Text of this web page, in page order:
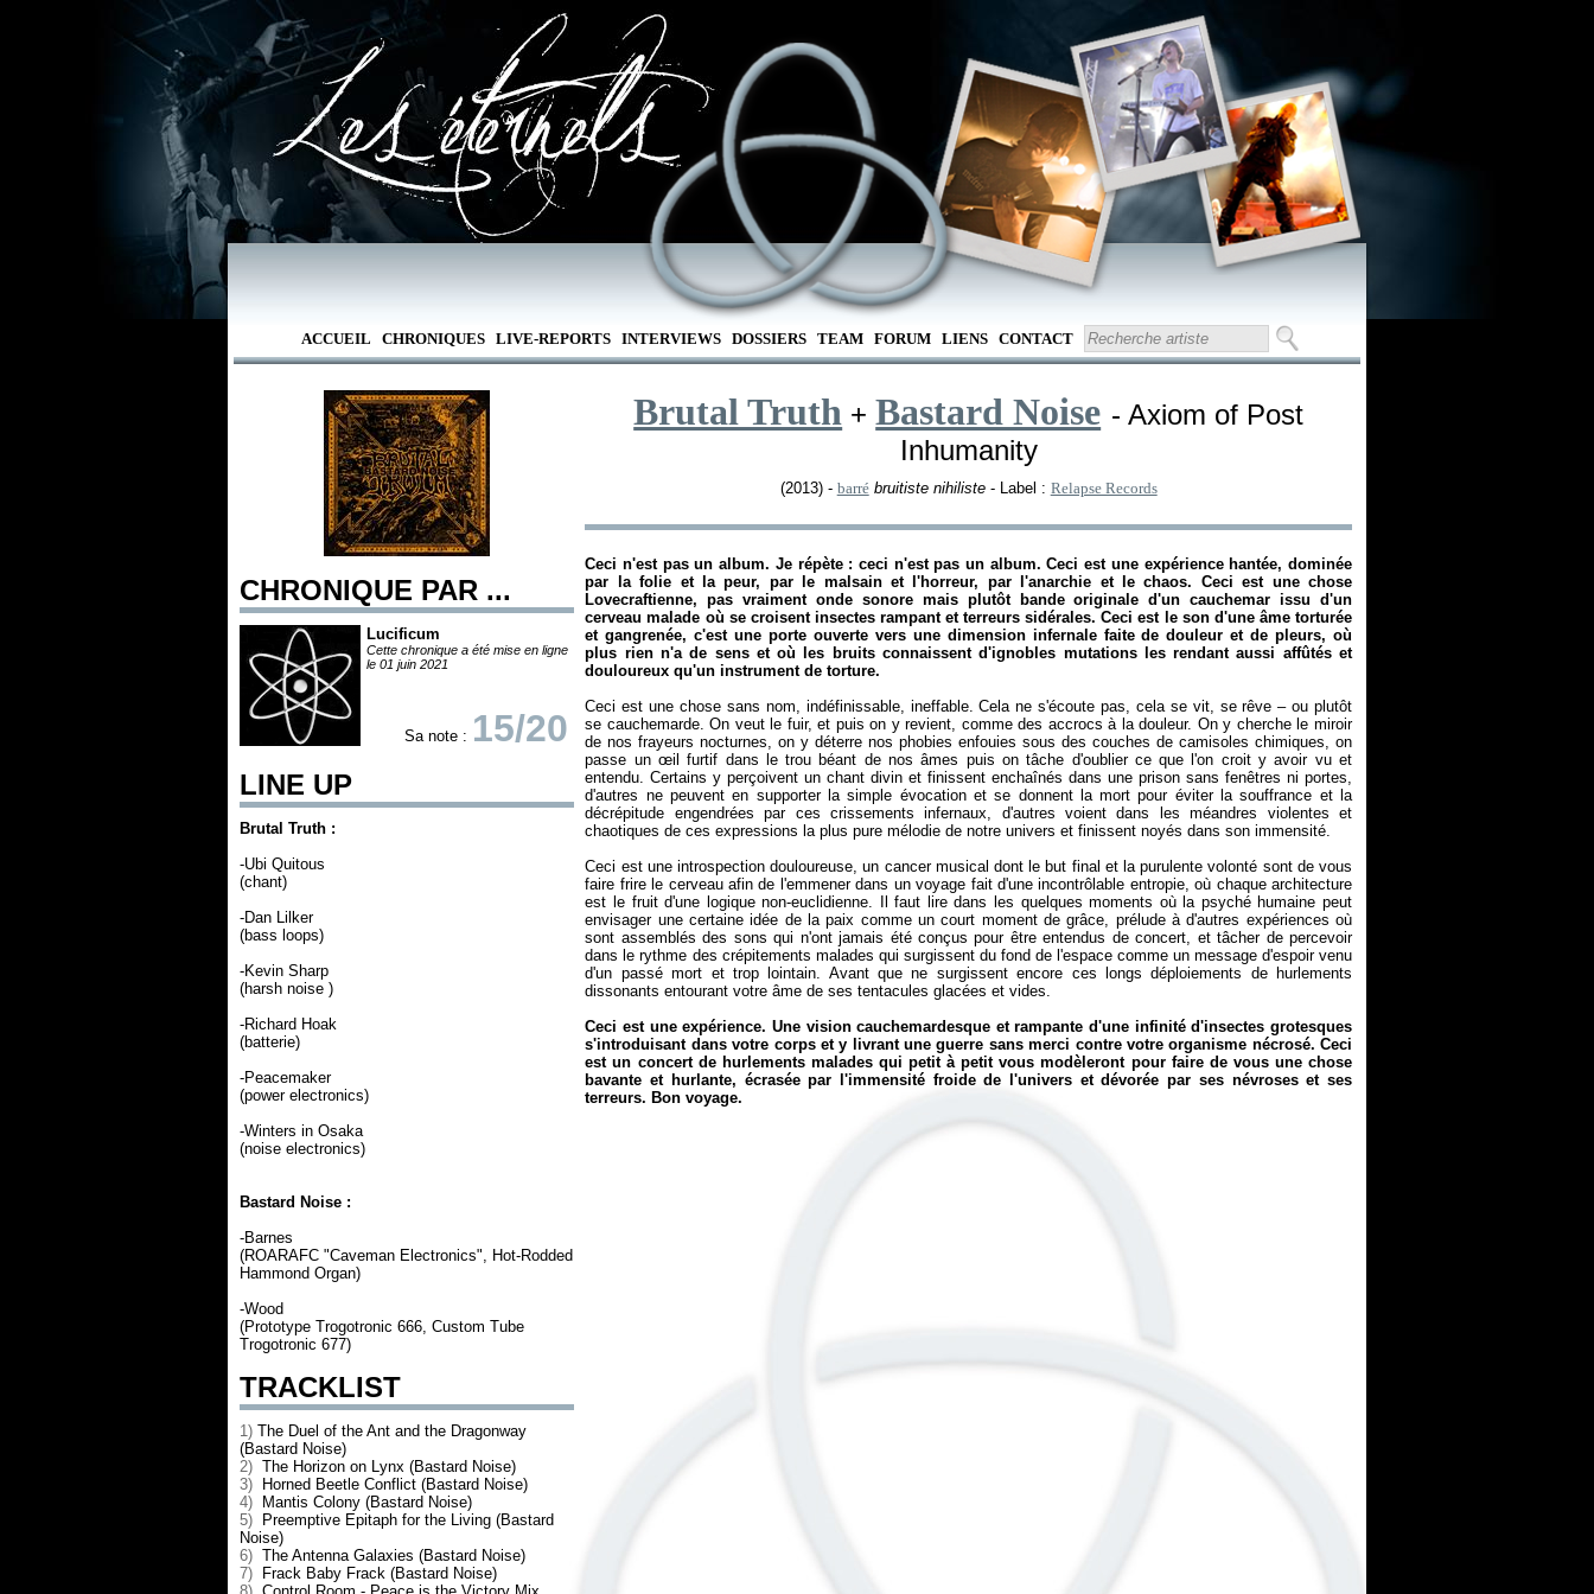
ACCUEIL CHRONIQUES LIVE-REPORTS INTERVIEWS DOSSIERS TEAM FORUM LIENS CONTACT
CHRONIQUE PAR ...
Lucificum
Cette chronique a été mise en ligne
le 01 juin 2021
Sa note : 15/20
LINE UP
Brutal Truth :
-Ubi Quitous
(chant)
-Dan Lilker
(bass loops)
-Kevin Sharp
(harsh noise )
-Richard Hoak
(batterie)
-Peacemaker
(power electronics)
-Winters in Osaka
(noise electronics)
Bastard Noise :
-Barnes
(ROARAFC "Caveman Electronics", Hot-Rodded
Hammond Organ)
-Wood
(Prototype Trogotronic 666, Custom Tube
Trogotronic 677)
TRACKLIST
1) The Duel of the Ant and the Dragonway
(Bastard Noise)
2) The Horizon on Lynx (Bastard Noise)
3) Horned Beetle Conflict (Bastard Noise)
4) Mantis Colony (Bastard Noise)
5) Preemptive Epitaph for the Living (Bastard
Noise)
6) The Antenna Galaxies (Bastard Noise)
7) Frack Baby Frack (Bastard Noise)
Brutal Truth + Bastard Noise - Axiom of Post
Inhumanity
(2013) - barré bruitiste nihiliste- Label : Relapse Records
Ceci n'est pas un album. Je répète : ceci n'est pas un album. Ceci est une expérience hantée, dominée
par la folie et la peur, par le malsain et l'horreur, par l'anarchie et le chaos. Ceci est une chose
Lovecraftienne, pas vraiment onde sonore mais plutôt bande originale d'un cauchemar issu d'un
cerveau malade où se croisent insectes rampant et terreurs sidérales. Ceci est le son d'une âme torturée
et gangrenée, c'est une porte ouverte vers une dimension infernale faite de douleur et de pleurs, où
plus rien n'a de sens et où les bruits connaissent d'ignobles mutations les rendant aussi affûtés et
douloureux qu'un instrument de torture.
Ceci est une chose sans nom, indéfinissable, ineffable. Cela ne s'écoute pas, cela se vit, se rêve – ou plutôt
se cauchemarde. On veut le fuir, et puis on y revient, comme des accrocs à la douleur. On y cherche le miroir
de nos frayeurs nocturnes, on y déterre nos phobies enfouies sous des couches de camisoles chimiques, on
passe un œil furtif dans le trou béant de nos âmes puis on tâche d'oublier ce que l'on croit y avoir vu et
entendu. Certains y perçoivent un chant divin et finissent enchaînés dans une prison sans fenêtres ni portes,
d'autres ne peuvent en supporter la simple évocation et se donnent la mort pour éviter la souffrance et la
décrépitude engendrées par ces crissements infernaux, d'autres voient dans les méandres violentes et
chaotiques de ces expressions la plus pure mélodie de notre univers et finissent noyés dans son immensité.
Ceci est une introspection douloureuse, un cancer musical dont le but final et la purulente volonté sont de vous
faire frire le cerveau afin de l'emmener dans un voyage fait d'une incontrôlable entropie, où chaque architecture
est le fruit d'une logique non-euclidienne. Il faut lire dans les quelques moments où la psyché humaine peut
envisager une certaine idée de la paix comme un court moment de grâce, prélude à d'autres expériences où
sont assemblés des sons qui n'ont jamais été conçus pour être entendus de concert, et tâcher de percevoir
dans le rythme des crépitements malades qui surgissent du fond de l'espace comme un message d'espoir venu
d'un passé mort et trop lointain. Avant que ne surgissent encore ces longs déploiements de hurlements
dissonants entourant votre âme de ses tentacules glacées et vides.
Ceci est une expérience. Une vision cauchemardesque et rampante d'une infinité d'insectes grotesques
s'introduisant dans votre corps et y livrant une guerre sans merci contre votre organisme nécrosé. Ceci
est un concert de hurlements malades qui petit à petit vous modèleront pour faire de vous une chose
bavante et hurlante, écrasée par l'immensité froide de l'univers et dévorée par ses névroses et ses
terreurs. Bon voyage.